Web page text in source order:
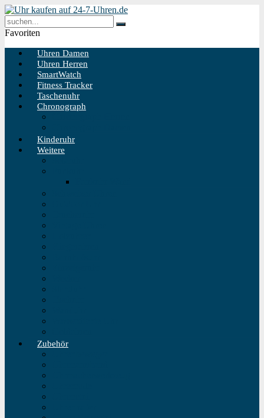
Favoriten
Uhren Damen
Uhren Herren
SmartWatch
Fitness Tracker
Taschenuhr
Chronograph
Kinderuhr
Weitere
Zubehör